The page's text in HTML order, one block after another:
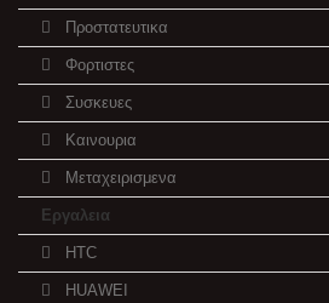
Προστατευτικα
Φορτιστες
Συσκευες
Καινουρια
Μεταχειρισμενα
Εργαλεια
HTC
HUAWEI